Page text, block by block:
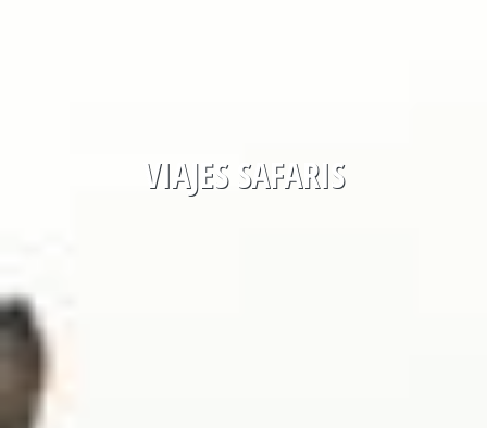
VIAJES SAFARIS